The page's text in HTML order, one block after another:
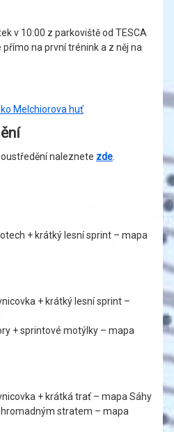
v 10:00 z parkoviště od TESCA
na první trénink a z něj na
Melchiorova huť
naleznete zde
+ krátký lesní sprint – mapa
+ krátký lesní sprint –
+ sprintové motýlky – mapa
+ krátká trať – mapa Sáhy
hromadným stratem – mapa